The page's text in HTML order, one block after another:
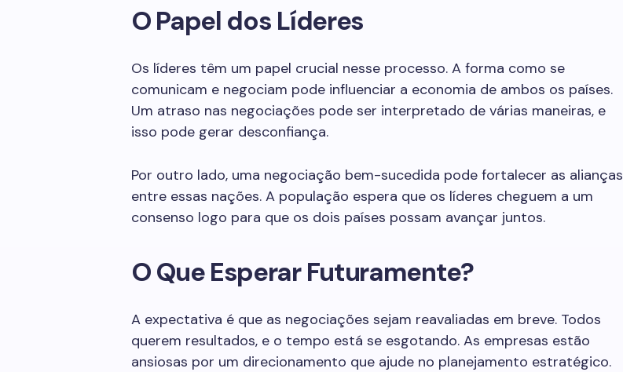
O Papel dos Líderes
Os líderes têm um papel crucial nesse processo. A forma como se
comunicam e negociam pode influenciar a economia de ambos os países.
Um atraso nas negociações pode ser interpretado de várias maneiras, e
isso pode gerar desconfiança.
Por outro lado, uma negociação bem-sucedida pode fortalecer as alianças
entre essas nações. A população espera que os líderes cheguem a um
consenso logo para que os dois países possam avançar juntos.
O Que Esperar Futuramente?
A expectativa é que as negociações sejam reavaliadas em breve. Todos
querem resultados, e o tempo está se esgotando. As empresas estão
ansiosas por um direcionamento que ajude no planejamento estratégico.